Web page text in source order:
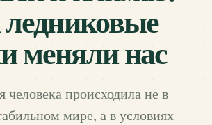
меняли нас
происходила не в
мире, а в условиях